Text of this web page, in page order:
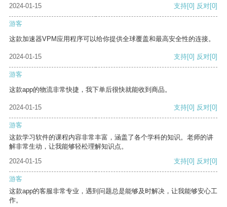
2024-01-15 支持[0] 反对[0]
游客
这款加速器VPM应用程序可以给你提供全球覆盖和最高安全性的连接。
2024-01-15 支持[0] 反对[0]
游客
这款app的物流非常快捷，我下单后很快就能收到商品。
2024-01-15 支持[0] 反对[0]
游客
这款学习软件的课程内容非常丰富，涵盖了各个学科的知识。老师的讲
解非常生动，让我能够轻松理解知识点。
2024-01-15
支持[0] 反对[0]
游客
这款app的客服非常专业，遇到问题总是能够及时解决，让我能够安心工
作。